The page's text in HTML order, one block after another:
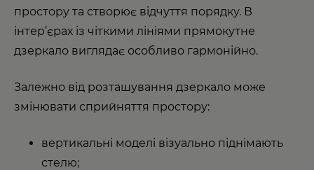
простору та створює відчуття порядку. В
інтер’єрах із чіткими лініями прямокутне
дзеркало виглядає особливо гармонійно.
Залежно від розташування дзеркало може
змінювати сприйняття простору:
вертикальні моделі візуально піднімають
стелю;